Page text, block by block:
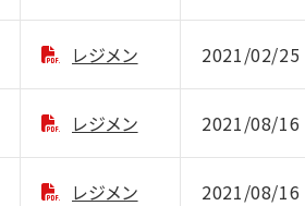
レジメン 2021/02/25
レジメン 2021/08/16
レジメン 2021/08/16